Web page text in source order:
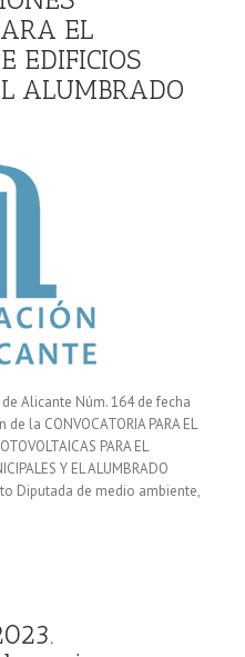
EL
EDIFICIOS
ALUMBRADO
Alicante Núm. 164 de fecha
la CONVOCATORIA PARA EL
PARA EL
Y EL ALUMBRADO
Diputada de medio ambiente,